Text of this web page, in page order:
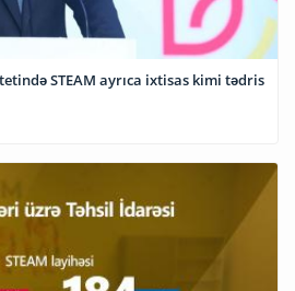
STEAM ayrıca ixtisas kimi tədris